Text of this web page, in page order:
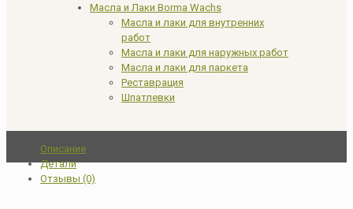
Масла и Лаки Borma Wachs
Масла и лаки для внутренних
работ
Масла и лаки для наружных работ
Масла и лаки для паркета
Реставрация
Шпатлевки
Описание
Детали
Отзывы (0)